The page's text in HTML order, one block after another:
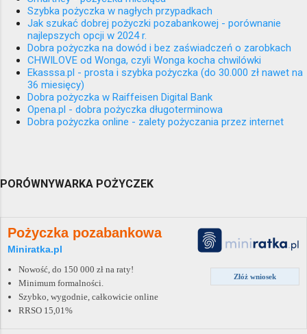
Szybka pożyczka w nagłych przypadkach
Jak szukać dobrej pożyczki pozabankowej - porównanie
najlepszych opcji w 2024 r.
Dobra pożyczka na dowód i bez zaświadczeń o zarobkach
CHWILOVE od Wonga, czyli Wonga kocha chwilówki
Ekasssa.pl - prosta i szybka pożyczka (do 30.000 zł nawet na
36 miesięcy)
Dobra pożyczka w Raiffeisen Digital Bank
Opena.pl - dobra pożyczka długoterminowa
Dobra pożyczka online - zalety pożyczania przez internet
PORÓWNYWARKA POŻYCZEK
Pożyczka pozabankowa
Miniratka.pl
Złóż wniosek
Nowość, do 150 000 zł na raty!
Minimum formalności.
Szybko, wygodnie, całkowicie online
RRSO 15,01%